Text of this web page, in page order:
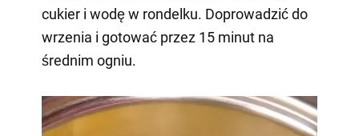
cukier i wodę w rondelku. Doprowadzić do
wrzenia i gotować przez 15 minut na
średnim ogniu.